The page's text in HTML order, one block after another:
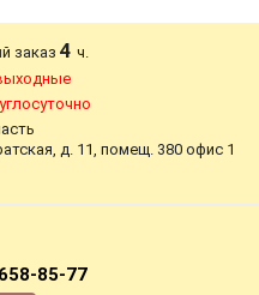
заказ4ч.
д. 11, помещ. 380 офис 1
85-77